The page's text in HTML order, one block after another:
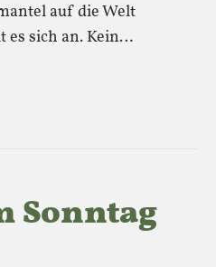
auf die Welt
es sich an. Kein…
Sonntag